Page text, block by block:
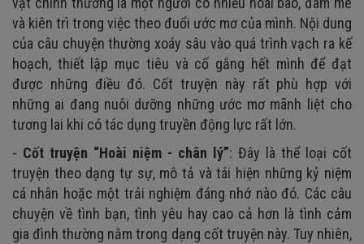
và kiên trì trong việc theo đuổi ước mơ của mình. Nội dung
của câu chuyện thường xoáy sâu vào quá trình vạch ra kế
hoạch, thiết lập mục tiêu và cố gắng hết mình để đạt
được những điều đó. Cốt truyện này rất phù hợp với
những ai đang nuôi dưỡng những ước mơ mãnh liệt cho
tương lai khi có tác dụng truyền động lực rất lớn.
- Cốt truyện “Hoài niệm - chân lý”: Đây là thể loại cốt
truyện theo dạng tự sự, mô tả và tái hiện những kỷ niệm
cá nhân hoặc một trải nghiệm đáng nhớ nào đó. Các câu
chuyện về tình bạn, tình yêu hay cao cả hơn là tình cảm
gia đình thường nằm trong dạng cốt truyện này. Tuy nhiên,